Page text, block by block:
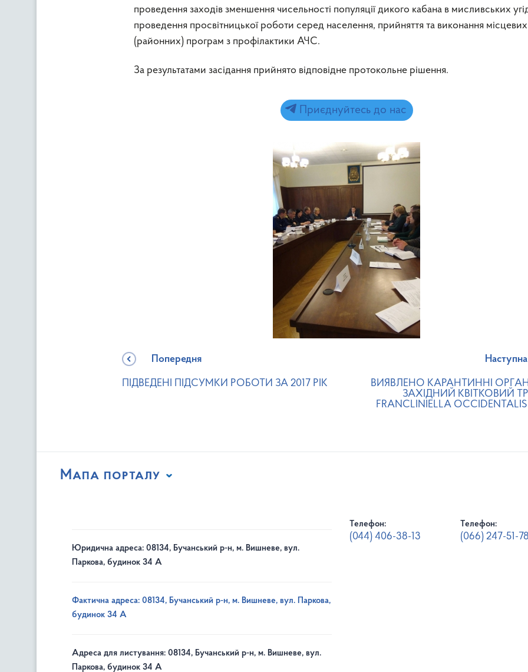
проведення заходів зменшення чисельності популяції дикого кабана в мисливських
проведення просвітницької роботи серед населення, прийняття та виконання місцевих
(районних) програм з профілактики АЧС.
За результатами засідання прийнято відповідне протокольне рішення.
Приєднуйтесь до нас
Попередня
ПІДВЕДЕНІ ПІДСУМКИ РОБОТИ ЗА 2017 РІК
Наступна
ВИЯВЛЕНО КАРАНТИННІ
ЗАХІДНИЙ КВІТКОВИЙ
FRANCLINIELLA OCCIDENTALIS
Мапа порталу
Юридична адреса: 08134, Бучанський р-н, м. Вишневе, вул.
Паркова, будинок 34 А
Фактична адреса: 08134, Бучанський р-н, м. Вишневе, вул. Паркова,
будинок 34 А
Адреса для листування: 08134, Бучанський р-н, м. Вишневе, вул.
Паркова, будинок 34 А
Телефон:
(044) 406-38-13
Телефон:
(066) 247-51-78